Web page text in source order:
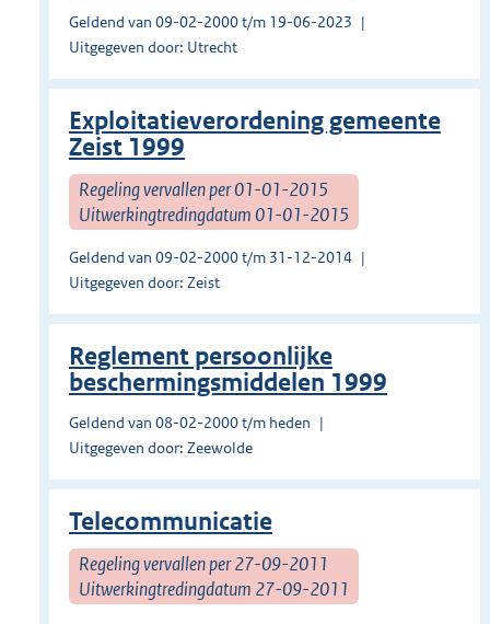
Geldend van 09-02-2000 t/m 19-06-2023
Uitgegeven door: Utrecht
Exploitatieverordening gemeente
Zeist 1999
Regeling vervallen per 01-01-2015
Uitwerkingtredingdatum 01-01-2015
Geldend van 09-02-2000 t/m 31-12-2014
Uitgegeven door: Zeist
Reglement persoonlijke
beschermingsmiddelen 1999
Geldend van 08-02-2000 t/m heden
Uitgegeven door: Zeewolde
Telecommunicatie
Regeling vervallen per 27-09-2011
Uitwerkingtredingdatum 27-09-2011